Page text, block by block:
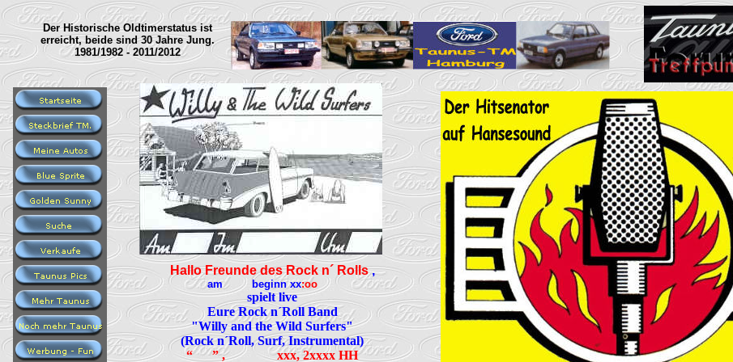
Der Historische Oldtimerstatus ist
erreicht, beide sind 30 Jahre Jung.
1981/1982 - 2011/2012
Hallo Freunde des Rock n´ Rolls,
am beginn xx:oo
spielt live
Eure Rock n´Roll Band
"Willy and the Wild Surfers"
(Rock n´Roll, Surf, Instrumental)
“ ” , xxx, 2xxxx HH